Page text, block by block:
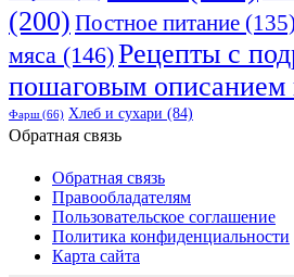
(200) Постное питание (135)
мяса (146)Рецепты с
пошаговым описанием
Фарш(66) Хлеб и сухари (84)
Обратная связь
Обратная связь
Правообладателям
Пользовательское соглашение
Политика конфиденциальности
Карта сайта